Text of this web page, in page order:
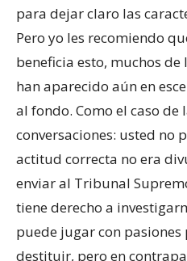
para dejar claro las
Pero yo les recomiendo
beneficia esto, muchos
han aparecido aún en
al fondo. Como el caso
conversaciones: usted no
actitud correcta no era
enviar al Tribunal
tiene derecho a
puede jugar con
destituir, pero en